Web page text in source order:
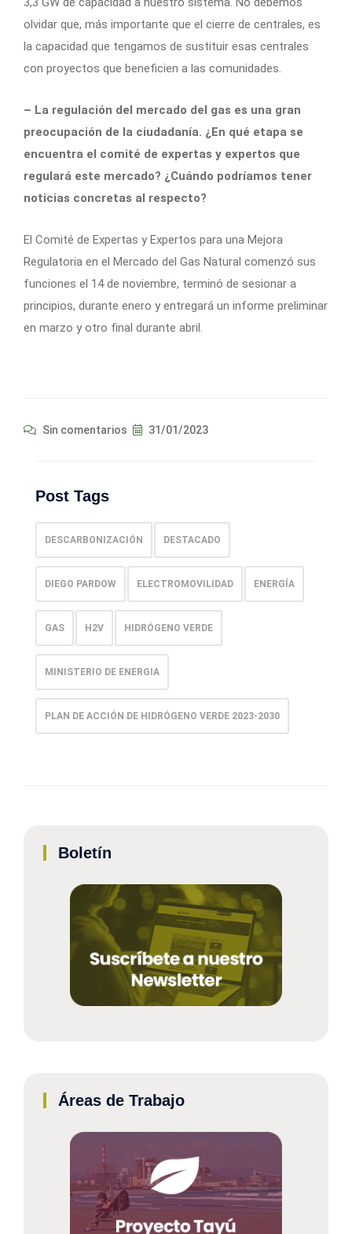
olvidar que, más importante que el cierre de centrales, es
la capacidad que tengamos de sustituir esas centrales
con proyectos que beneficien a las comunidades.
– La regulación del mercado del gas es una gran
preocupación de la ciudadanía. ¿En qué etapa se
encuentra el comité de expertas y expertos que
regulará este mercado? ¿Cuándo podríamos tener
noticias concretas al respecto?
El Comité de Expertas y Expertos para una Mejora
Regulatoria en el Mercado del Gas Natural comenzó sus
funciones el 14 de noviembre, terminó de sesionar a
principios, durante enero y entregará un informe preliminar
en marzo y otro final durante abril.
Sin comentarios 31/01/2023
Post Tags
DESCARBONIZACIÓN DESTACADO
DIEGO PARDOW ELECTROMOVILIDAD ENERGÍA
GAS H2V HIDRÓGENO VERDE
MINISTERIO DE ENERGIA
PLAN DE ACCIÓN DE HIDRÓGENO VERDE 2023-2030
Boletín
Áreas de Trabajo